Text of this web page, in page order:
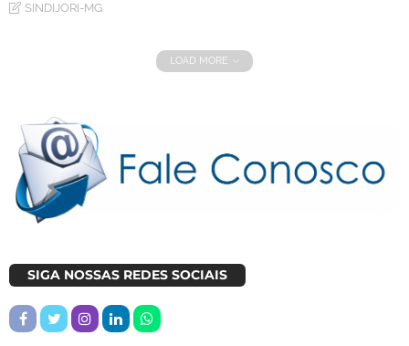
SINDIJORI-MG
LOAD MORE
SIGA NOSSAS REDES SOCIAIS